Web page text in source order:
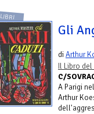
LIBRI
Gli
diArthur
Il Libro
C/
A Parigi
Arthur